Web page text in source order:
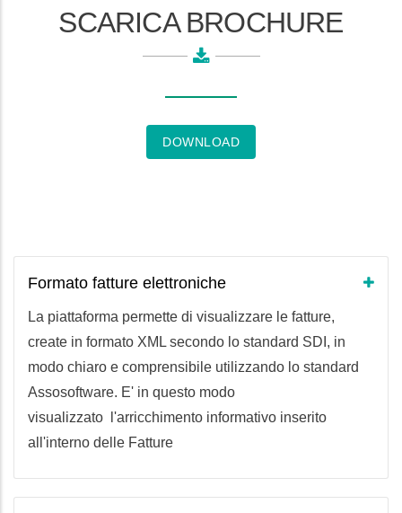
SCARICA BROCHURE
DOWNLOAD
Formato fatture elettroniche
La piattaforma permette di visualizzare le fatture,
create in formato XML secondo lo standard SDI, in
modo chiaro e comprensibile utilizzando lo standard
Assosoftware. E' in questo modo
visualizzato l'arricchimento informativo inserito
all'interno delle Fatture